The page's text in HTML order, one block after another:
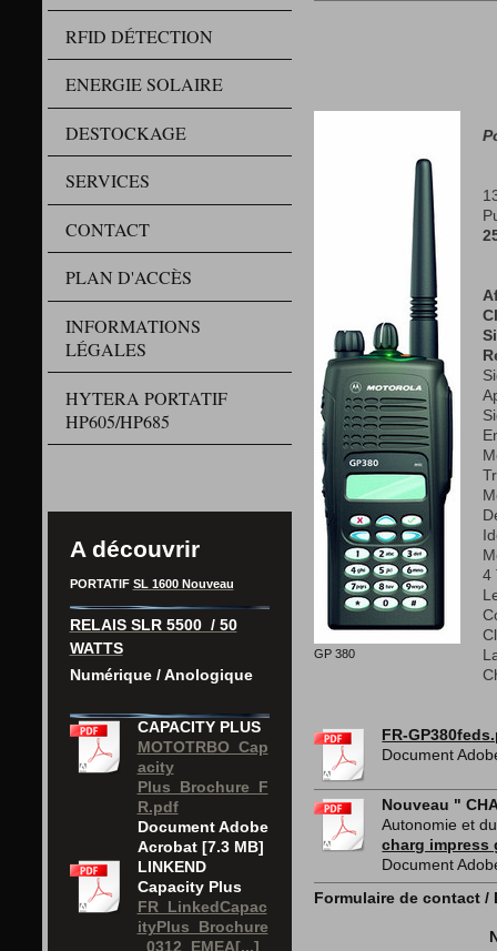
RFID DÉTECTION
ENERGIE SOLAIRE
DESTOCKAGE
SERVICES
CONTACT
PLAN D'ACCÈS
INFORMATIONS
LÉGALES
HYTERA PORTATIF
HP605/HP685
A découvrir
PORTATIF SL 1600 Nouveau
RELAIS SLR 5500 / 50
WATTS
Numérique / Anologique
CAPACITY PLUS
MOTOTRBO_Cap
acity
Plus_Brochure_F
R.pdf
Document Adobe
Acrobat [7.3 MB]
LINKEND
Capacity Plus
FR_LinkedCapac
ityPlus_Brochure
_0312_EMEA[...]
GP 380
4
FR-
Document
Nouveau "
Autonomie et
charg impress
Document
Formulaire de contact /